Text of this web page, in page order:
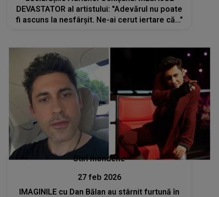
DEVASTATOR al artistului: "Adevărul nu poate
fi ascuns la nesfârșit. Ne-ai cerut iertare că..."
Stiri mondene
27 feb 2026
IMAGINILE cu Dan Bălan au stârnit furtună în